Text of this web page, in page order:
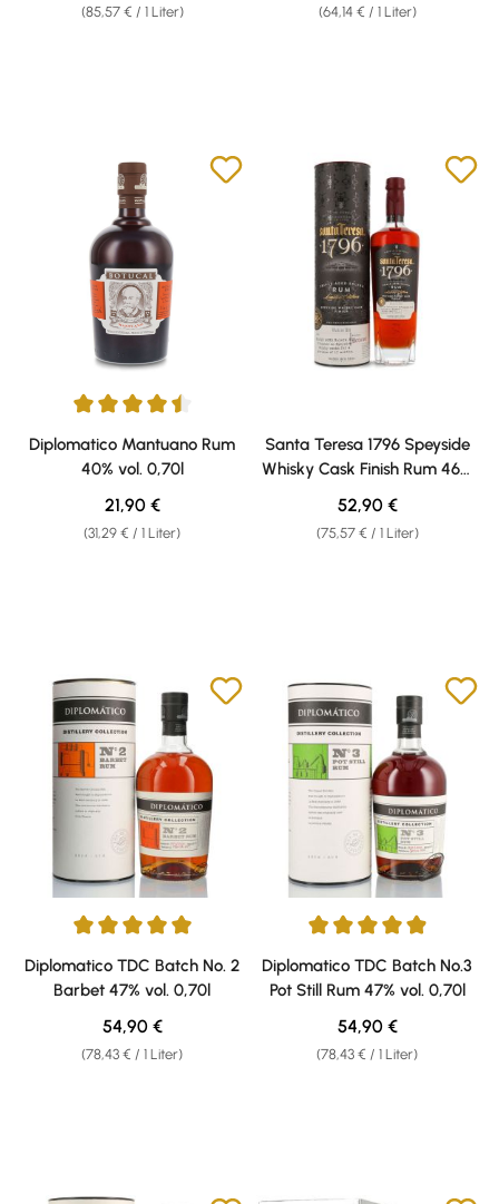
(85,57 € / 1 Liter) (64,14 € / 1 Liter)
Durchschnittliche Bewertung von 4.38 von 5 Sternen
Diplomatico Mantuano Rum
40% vol. 0,70l
(31,29 € / 1 Liter)
Regulärer Preis:
21,90 €
Santa Teresa 1796 Speyside
Whisky Cask Finish Rum 46%
vol. 0,70l
(75,57 € / 1 Liter)
Regulärer Preis:
52,90 €
Durchschnittliche Bewertung von 5 von 5 Sternen
Diplomatico TDC Batch No. 2
Barbet 47% vol. 0,70l
(78,43 € / 1 Liter)
Regulärer Preis:
54,90 €
Durchschnittliche Bewertung
Diplomatico TDC Batch No.3
Pot Still Rum 47% vol. 0,70l
(78,43 € / 1 Liter)
Regulärer Preis:
54,90 €